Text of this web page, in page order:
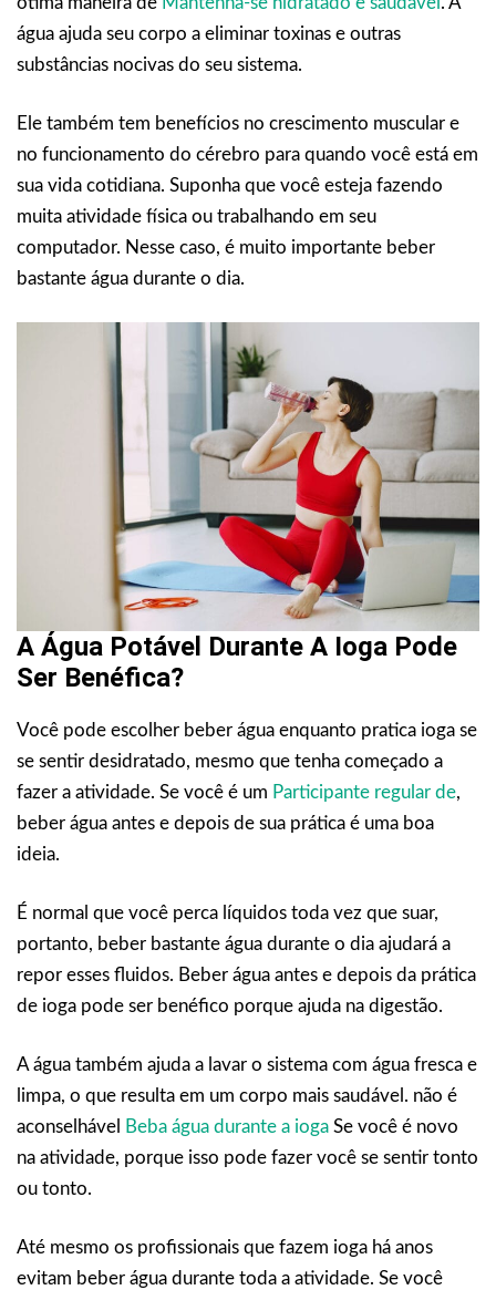
água ajuda seu corpo a eliminar toxinas e outras
substâncias nocivas do seu sistema.
Ele também tem benefícios no crescimento muscular e
no funcionamento do cérebro para quando você está em
sua vida cotidiana. Suponha que você esteja fazendo
muita atividade física ou trabalhando em seu
computador. Nesse caso, é muito importante beber
bastante água durante o dia.
A Água Potável Durante A Ioga Pode
Ser Benéfica?
Você pode escolher beber água enquanto pratica ioga se
se sentir desidratado, mesmo que tenha começado a
fazer a atividade. Se você é um Participante regular de,
beber água antes e depois de sua prática é uma boa
ideia.
É normal que você perca líquidos toda vez que suar,
portanto, beber bastante água durante o dia ajudará a
repor esses fluidos. Beber água antes e depois da prática
de ioga pode ser benéfico porque ajuda na digestão.
A água também ajuda a lavar o sistema com água fresca e
limpa, o que resulta em um corpo mais saudável. não é
aconselhável
Beba água durante a ioga Se você é novo
na atividade, porque isso pode fazer você se sentir tonto
ou tonto.
Até mesmo os profissionais que fazem ioga há anos
evitam beber água durante toda a atividade. Se você